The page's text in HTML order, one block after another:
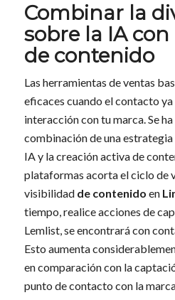
Combinar la
sobre la IA
de contenido
Las herramientas de ventas
eficaces cuando el contacto
interacción con tu marca. Se
combinación de una
IA y la creación activa de
plataformas acorta el ciclo de
visibilidad de contenido en
tiempo, realice acciones de
Lemlist, se encontrará con
Esto aumenta
en comparación con la
punto de contacto con la